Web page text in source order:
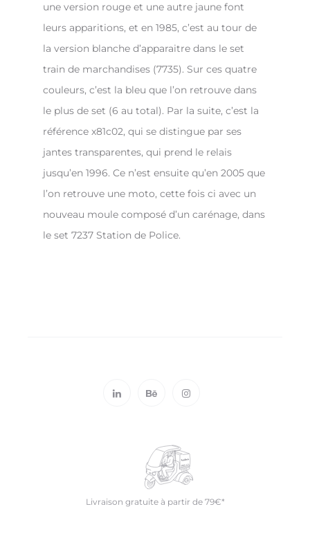
une version rouge et une autre jaune font
leurs apparitions, et en 1985, c’est au tour de
la version blanche d’apparaitre dans le set
train de marchandises (7735). Sur ces quatre
couleurs, c’est la bleu que l’on retrouve dans
le plus de set (6 au total). Par la suite, c’est la
référence x81c02, qui se distingue par ses
jantes transparentes, qui prend le relais
jusqu’en 1996. Ce n’est ensuite qu’en 2005 que
l’on retrouve une moto, cette fois ci avec un
nouveau moule composé d’un carénage, dans
le set 7237 Station de Police.
Livraison gratuite à partir de 79€*